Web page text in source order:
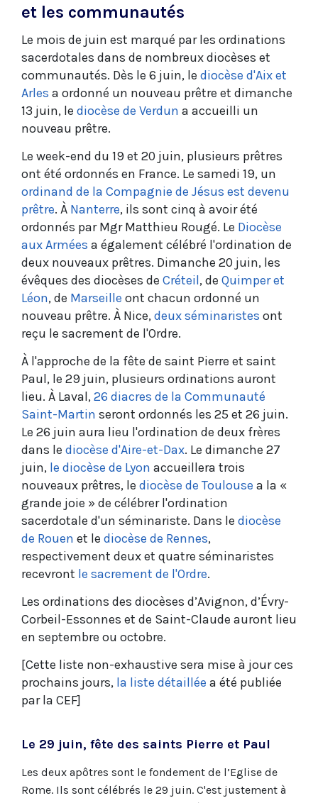
et les communautés
Le mois de juin est marqué par les ordinations
sacerdotales dans de nombreux diocèses et
communautés. Dès le 6 juin, le diocèse d'Aix et
Arles a ordonné un nouveau prêtre et dimanche
13 juin, le diocèse de Verdun a accueilli un
nouveau prêtre.
Le week-end du 19 et 20 juin, plusieurs prêtres
ont été ordonnés en France. Le samedi 19, un
ordinand de la Compagnie de Jésus est devenu
prêtre. À Nanterre, ils sont cinq à avoir été
ordonnés par Mgr Matthieu Rougé. Le Diocèse
aux Armées a également célébré l'ordination de
deux nouveaux prêtres. Dimanche 20 juin, les
évêques des diocèses de Créteil, de Quimper et
Léon,de Marseille ont chacun ordonné un
nouveau prêtre. À Nice,deux séminaristes ont
reçu le sacrement de l'Ordre.
À l'approche de la fête de saint Pierre et saint
Paul, le 29 juin, plusieurs ordinations auront
lieu. À Laval,26 diacres de la Communauté
Saint-Martin seront ordonnés les 25 et 26 juin.
Le 26 juin aura lieu l'ordination de deux frères
dans le diocèse d'Aire-et-Dax. Le dimanche 27
juin, le diocèse de Lyon accueillera trois
nouveaux prêtres, le diocèse de Toulouse a la «
grande joie » de célébrer l'ordination
sacerdotale d'un séminariste. Dans le diocèse
de Rouen et le diocèse de Rennes,
respectivement deux et quatre séminaristes
recevront le sacrement de l'Ordre.
Les ordinations des diocèses d’Avignon, d’Évry-
Corbeil-Essonnes et de Saint-Claude auront lieu
en septembre ou octobre.
[Cette liste non-exhaustive sera mise à jour ces
prochains jours, la liste détaillée a été publiée
par la CEF]
Le 29 juin, fête des saints Pierre et Paul
Les deux apôtres sont le fondement de l’Eglise de
Rome. Ils sont célébrés le 29 juin. C'est justement à